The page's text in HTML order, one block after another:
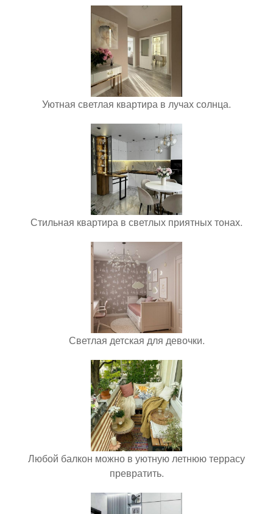
Уютная светлая квартира в лучах солнца.
Стильная квартира в светлых приятных тонах.
Светлая детская для девочки.
Любой балкон можно в уютную летнюю террасу
превратить.